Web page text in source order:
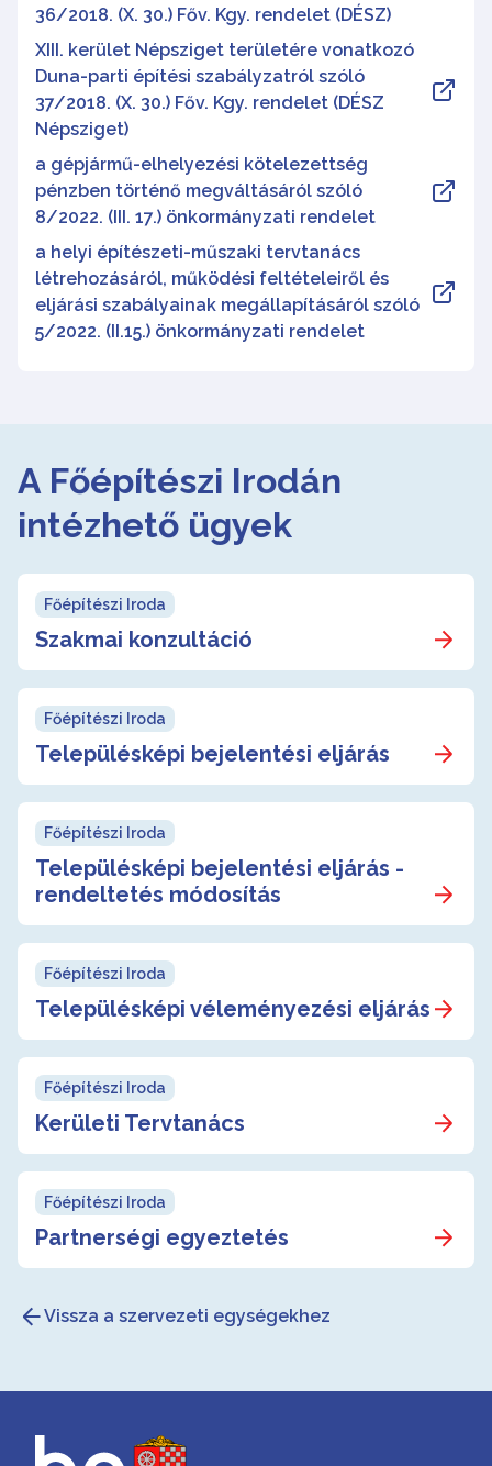
36/2018. (X. 30.) Főv. Kgy. rendelet (DÉSZ)
XIII. kerület Népsziget területére vonatkozó
Duna-parti építési szabályzatról szóló
37/2018. (X. 30.) Főv. Kgy. rendelet (DÉSZ
Népsziget)
a gépjármű-elhelyezési kötelezettség
pénzben történő megváltásáról szóló
8/2022. (III. 17.) önkormányzati rendelet
a helyi építészeti-műszaki tervtanács
létrehozásáról, működési feltételeiről és
eljárási szabályainak megállapításáról szóló
5/2022. (II.15.) önkormányzati rendelet
A Főépítészi Irodán
intézhető ügyek
Főépítészi Iroda
Szakmai konzultáció
Főépítészi Iroda
Településképi bejelentési eljárás
Főépítészi Iroda
Településképi bejelentési eljárás -
rendeltetés módosítás
Főépítészi Iroda
Településképi véleményezési eljárás
Főépítészi Iroda
Kerületi Tervtanács
Főépítészi Iroda
Partnerségi egyeztetés
Vissza a szervezeti egységekhez